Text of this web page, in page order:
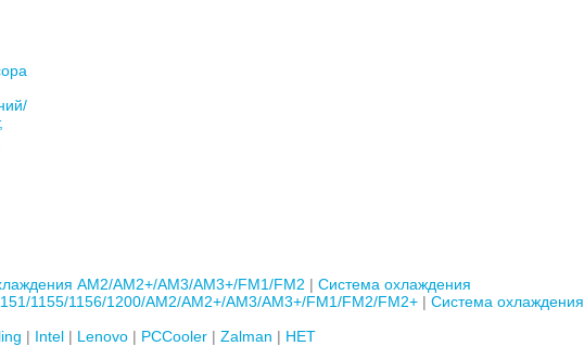
AM2/AM2+/AM3/AM3+/FM1/FM2
Система охлаждения
1155/1156/1200/AM2/AM2+/AM3/AM3+/FM1/FM2/FM2+
Система охлаждения
Intel Lenovo PCCooler Zalman НЕТ